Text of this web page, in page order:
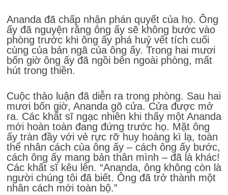
Ananda đã chấp nhận phán quyết của họ. Ông
ấy đã nguyện rằng ông ấy sẽ không bước vào
phòng trước khi ông ấy phá huỷ vết tích cuối
cùng của bản ngã của ông ấy. Trong hai mươi
bốn giờ ông ấy đã ngồi bên ngoài phòng, mất
hút trong thiền.
Cuộc thảo luận đã diễn ra trong phòng. Sau hai
mươi bốn giờ, Ananda gõ cửa. Cửa được mở
ra. Các khất sĩ ngạc nhiên khi thấy một Ananda
mới hoàn toàn đang đứng trước họ. Mặt ông
ấy tràn đầy với vẻ rực rỡ huy hoàng kì lạ, toàn
thể nhân cách của ông ấy – cách ông ấy bước,
cách ông ấy mang bản thân mình – đã là khác!
Các khất sĩ kêu lên. “Ananda, ông không còn là
người chúng tôi đã biết. Ông đã trở thành một
nhân cách mới toàn bộ.”